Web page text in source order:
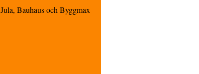
Jula, Bauhaus och Byggmax